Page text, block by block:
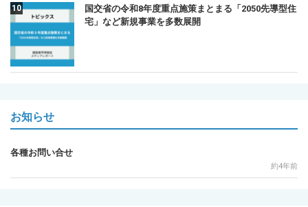
国交省の令和8年度重点施策まとまる「2050先導型住
宅」など新規事業を多数展開
お知らせ
各種お問い合せ
約4年前